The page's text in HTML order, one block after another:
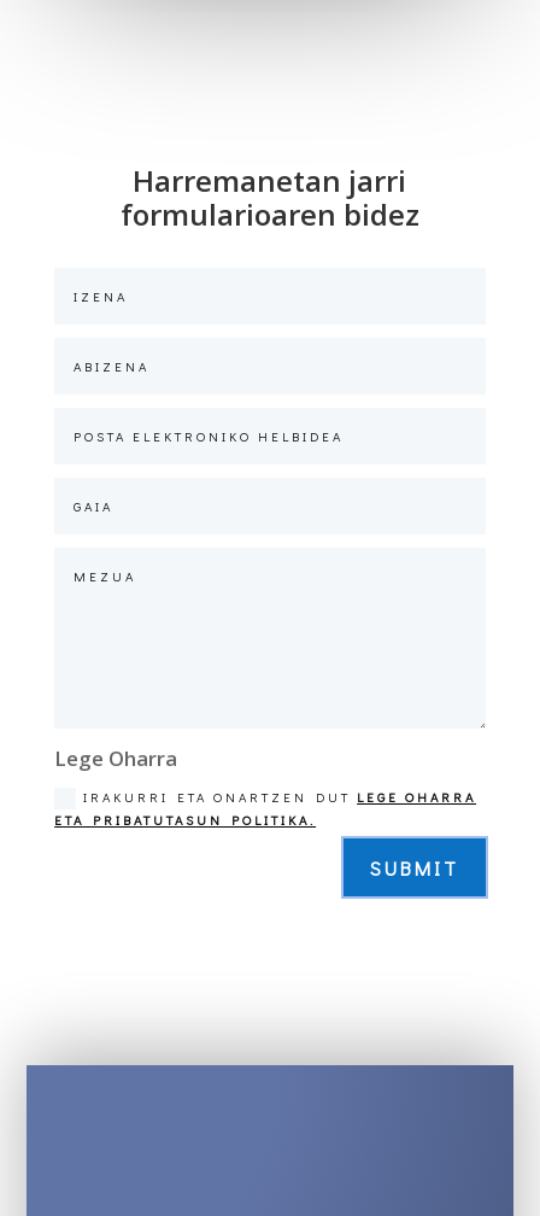
Harremanetan jarri
formularioaren bidez
Lege Oharra
IRAKURRI ETA ONARTZEN DUT LEGE OHARRA
ETA PRIBATUTASUN POLITIKA.
SUBMIT